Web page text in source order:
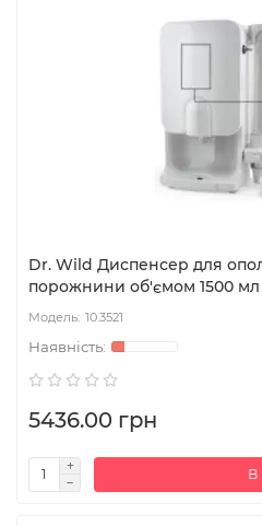
Dr. Wild Диспенсер для
порожнини об'ємом 1500 мл
10.3521
5436.00 грн
В